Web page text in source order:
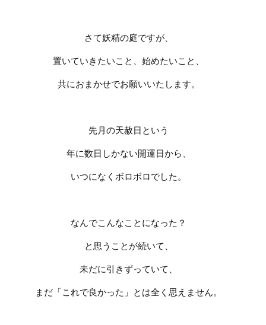
さて妖精の庭ですが、
置いていきたいこと、始めたいこと、
共におまかせでお願いいたします。
先月の天赦日という
年に数日しかない開運日から、
いつになくボロボロでした。
なんでこんなことになった？
と思うことが続いて、
未だに引きずっていて、
まだ「これで良かった」 とは全く思えません。